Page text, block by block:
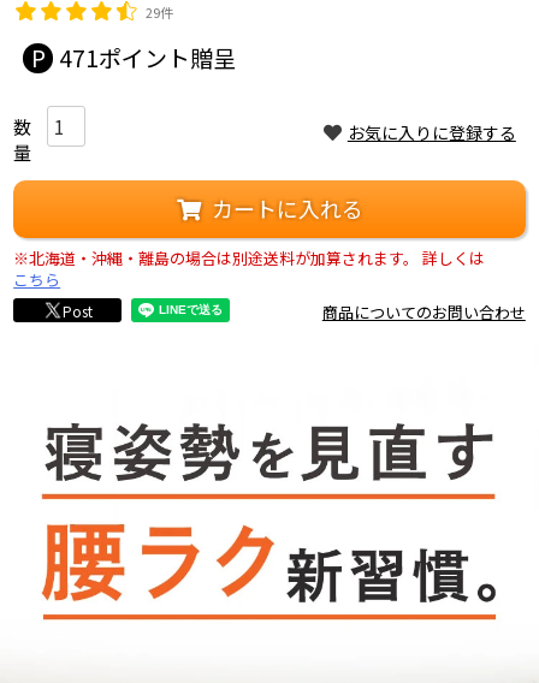
29件
471
お気に入りに登録する
カートに入れる
※北海道・沖縄・離島の場合は別途送料が加算されます。
詳しくは
こちら
商品についてのお問い合わせ
Post